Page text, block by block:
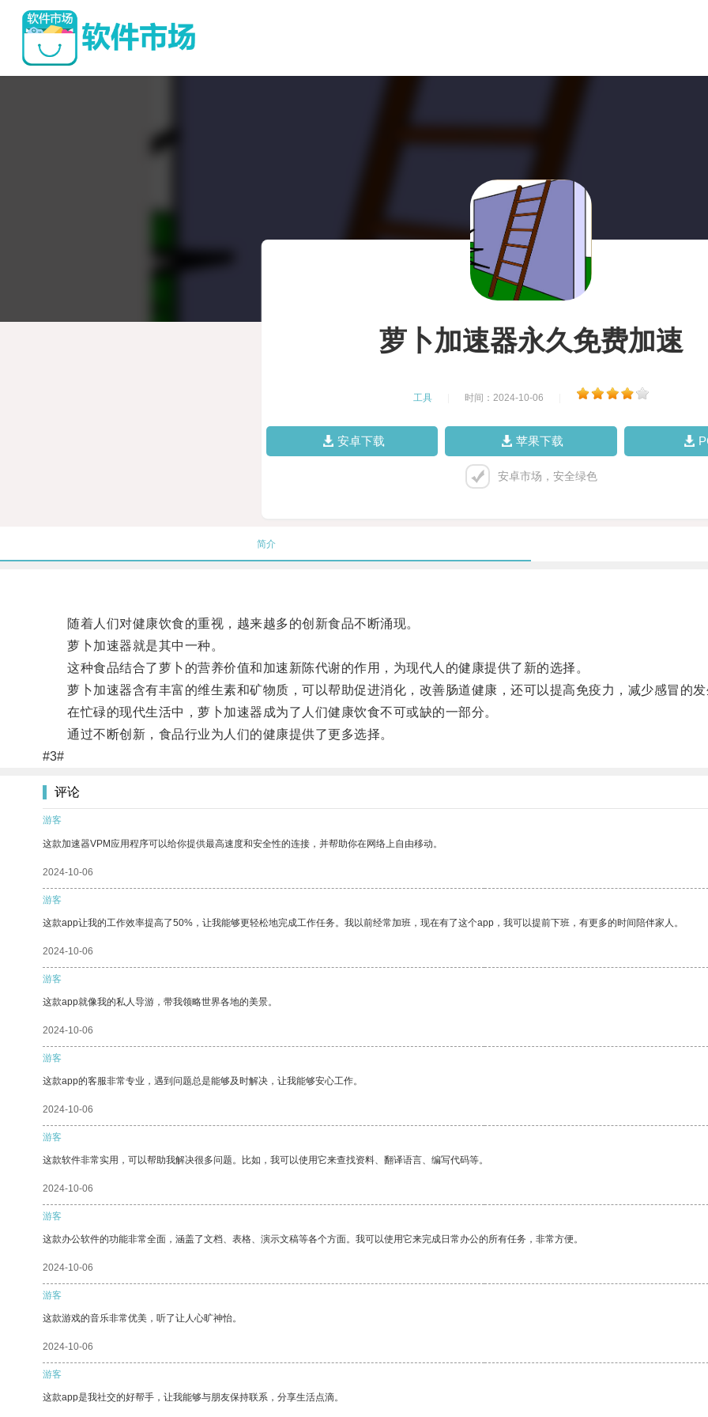
萝卜加速器永久免费加速
工具 时间：2024-10-06
安卓下载 苹果下载
安卓市场，安全绿色
简介
随着人们对健康饮食的重视，越来越多的创新食品不断涌现。
萝卜加速器就是其中一种。
这种食品结合了萝卜的营养价值和加速新陈代谢的作用，为现代人的健康提供了新的选择。
萝卜加速器含有丰富的维生素和矿物质，可以帮助促进消化，改善肠道健康，还可以提高免疫力，减少感冒的发
在忙碌的现代生活中，萝卜加速器成为了人们健康饮食不可或缺的一部分。
通过不断创新，食品行业为人们的健康提供了更多选择。
#3#
评论
游客
这款加速器VPM应用程序可以给你提供最高速度和安全性的连接，并帮助你在网络上自由移动。
2024-10-06
游客
这款app让我的工作效率提高了50%，让我能够更轻松地完成工作任务。我以前经常加班，现在有了这个app，我可以提前下班，有更多的时间陪伴家人。
2024-10-06
游客
这款app就像我的私人导游，带我领略世界各地的美景。
2024-10-06
游客
这款app的客服非常专业，遇到问题总是能够及时解决，让我能够安心工作。
2024-10-06
游客
这款软件非常实用，可以帮助我解决很多问题。比如，我可以使用它来查找资料、翻译语言、编写代码等。
2024-10-06
游客
这款办公软件的功能非常全面，涵盖了文档、表格、演示文稿等各个方面。我可以使用它来完成日常办公的所有任务，非常方便。
2024-10-06
游客
这款游戏的音乐非常优美，听了让人心旷神怡。
2024-10-06
游客
这款app是我社交的好帮手，让我能够与朋友保持联系，分享生活点滴。